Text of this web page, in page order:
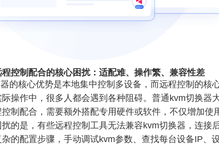
控制配合的核心困扰：适配难、操作繁、兼容性差
的核心优势是本地集中控制多设备，而远程控制的
际操作中，很多人都会遇到各种阻碍。普通kvm切换器
制配合，需要额外搭配专用硬件或软件，不仅增加使
扰的是，有些远程控制工具无法兼容kvm切换器，连
的配置步骤，手动调试kvm参数、查找每台设备IP、